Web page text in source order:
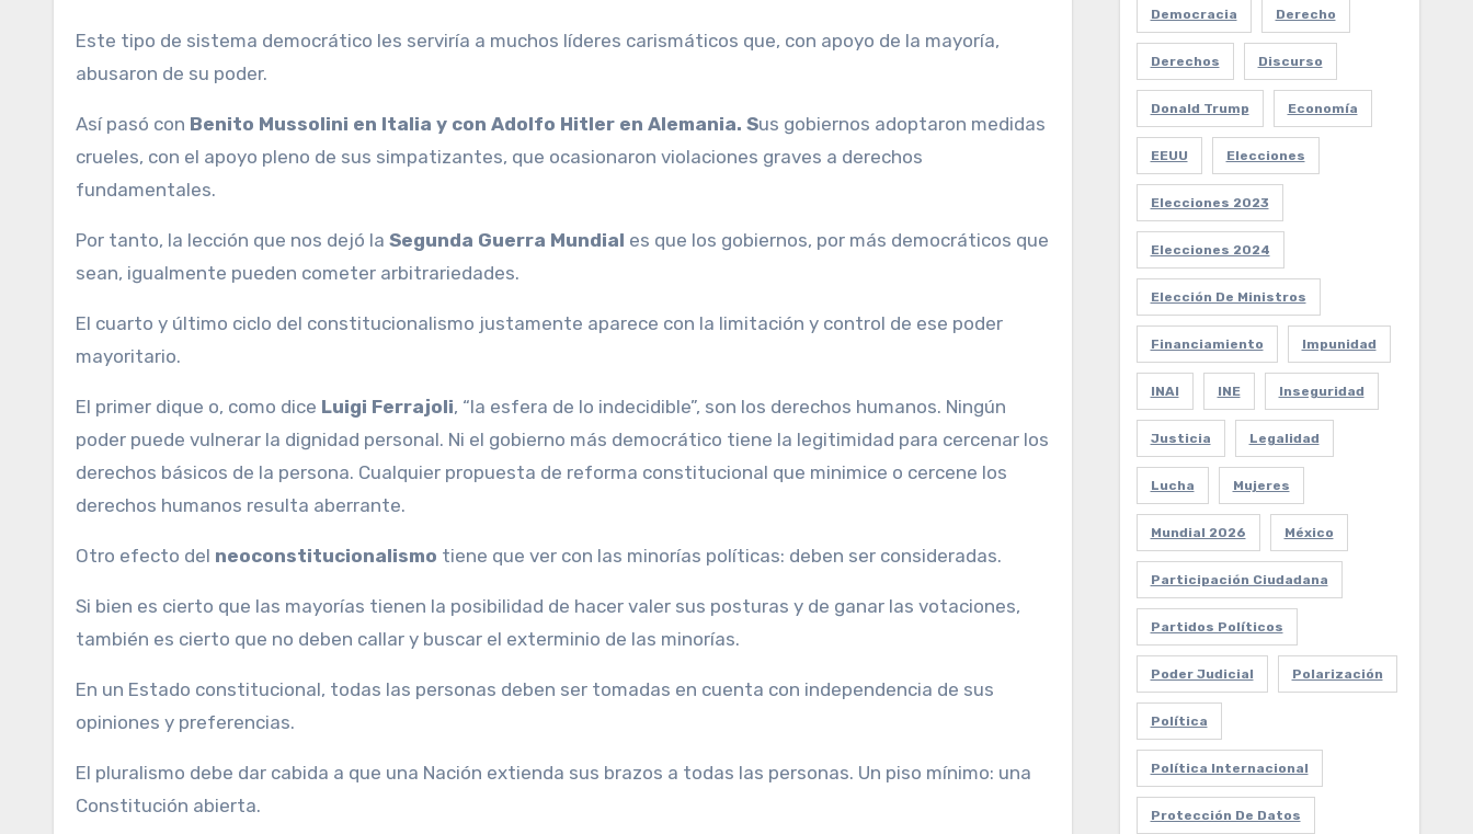
Este tipo de sistema democrático les serviría a muchos líderes carismáticos que, con apoyo de la mayoría,
abusaron de su poder.
Así pasó con Benito Mussolini en Italia y con Adolfo Hitler en Alemania. Sus gobiernos adoptaron medidas
crueles, con el apoyo pleno de sus simpatizantes, que ocasionaron violaciones graves a derechos
fundamentales.
Por tanto, la lección que nos dejó la Segunda Guerra Mundial es que los gobiernos, por más democráticos que
sean, igualmente pueden cometer arbitrariedades.
El cuarto y último ciclo del constitucionalismo justamente aparece con la limitación y control de ese poder
mayoritario.
El primer dique o, como dice Luigi Ferrajoli, “la esfera de lo indecidible”, son los derechos humanos. Ningún
poder puede vulnerar la dignidad personal. Ni el gobierno más democrático tiene la legitimidad para cercenar los
derechos básicos de la persona. Cualquier propuesta de reforma constitucional que minimice o cercene los
derechos humanos resulta aberrante.
Otro efecto del neoconstitucionalismo tiene que ver con las minorías políticas: deben ser consideradas.
Si bien es cierto que las mayorías tienen la posibilidad de hacer valer sus posturas y de ganar las votaciones,
también es cierto que no deben callar y buscar el exterminio de las minorías.
En un Estado constitucional, todas las personas deben ser tomadas en cuenta con independencia de sus
opiniones y preferencias.
El pluralismo debe dar cabida a que una Nación extienda sus brazos a todas las personas. Un piso mínimo: una
Constitución abierta.
Democracia Derecho
Derechos Discurso
Donald Trump Economía
EEUU Elecciones
Elecciones 2023
Elecciones 2024
Elección De Ministros
Financiamiento Impunidad
INAI INE Inseguridad
Justicia Legalidad
Lucha Mujeres
Mundial 2026 México
Participación Ciudadana
Partidos Políticos
Poder Judicial Polarización
Política
Política Internacional
Protección De Datos